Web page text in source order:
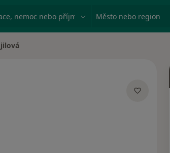
nemoc nebo příjmení Město nebo region